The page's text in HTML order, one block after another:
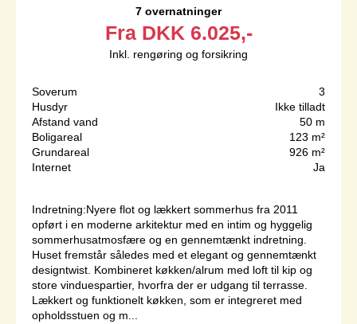
7 overnatninger
Fra DKK 6.025,-
Inkl. rengøring og forsikring
Soverum
3
Husdyr
Ikke tilladt
Afstand vand
50 m
Boligareal
123 m²
Grundareal
926 m²
Internet
Ja
Indretning:Nyere flot og lækkert sommerhus fra 2011
opført i en moderne arkitektur med en intim og hyggelig
sommerhusatmosfære og en gennemtænkt indretning.
Huset fremstår således med et elegant og gennemtænkt
designtwist. Kombineret køkken/alrum med loft til kip og
store vinduespartier, hvorfra der er udgang til terrasse.
Lækkert og funktionelt køkken, som er integreret med
opholdsstuen og m...